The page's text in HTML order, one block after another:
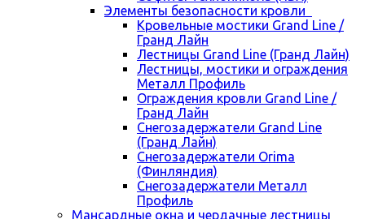
Элементы безопасности кровли
Кровельные мостики Grand Line /
Гранд Лайн
Лестницы Grand Line (Гранд Лайн)
Лестницы, мостики и ограждения
Металл Профиль
Ограждения кровли Grand Line /
Гранд Лайн
Снегозадержатели Grand Line
(Гранд Лайн)
Снегозадержатели Orima
(Финляндия)
Снегозадержатели Металл
Профиль
Мансардные окна и чердачные лестницы